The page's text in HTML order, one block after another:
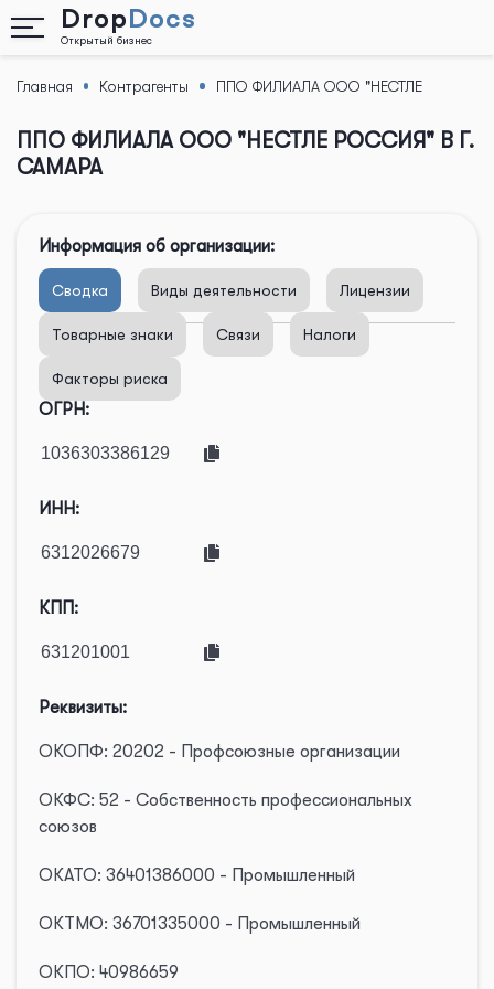
DropDocs
Открытый бизнес
Назад
Главная Контрагенты
ППО ФИЛИАЛА ООО "НЕСТЛЕ
ППО ФИЛИАЛА ООО "НЕСТЛЕ РОССИЯ" В Г.
САМАРА
Информация об организации:
Сводка Виды деятельности Лицензии
Товарные знаки Связи Налоги
Факторы риска
ОГРН:
ИНН:
КПП:
Реквизиты:
ОКОПФ: 20202 - Профсоюзные организации
ОКФС: 52 - Собственность профессиональных
союзов
ОКАТО: 36401386000 - Промышленный
ОКТМО: 36701335000 - Промышленный
ОКПО: 40986659